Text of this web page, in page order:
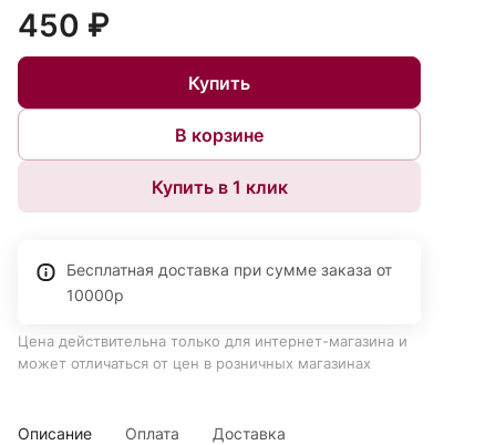
450 ₽
Купить
В корзине
Купить в 1 клик
Бесплатная доставка при сумме заказа от
10000р
Цена действительна только для интернет-магазина и
может отличаться от цен в розничных магазинах
Описание Оплата Доставка